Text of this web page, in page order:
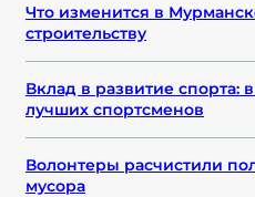
Что изменится в
строительству
Вклад в развитие спорта:
лучших спортсменов
Волонтеры расчистили
мусора